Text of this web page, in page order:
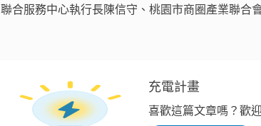
聯合服務中心執行長陳信守、桃園市商圈產業聯合
充電計畫
喜歡這篇文章嗎？歡